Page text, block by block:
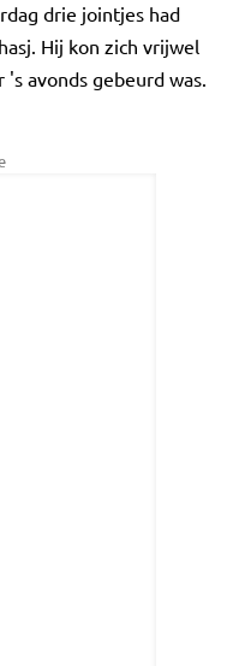
drie jointjes had
Hij kon zich vrijwel
avonds gebeurd was.